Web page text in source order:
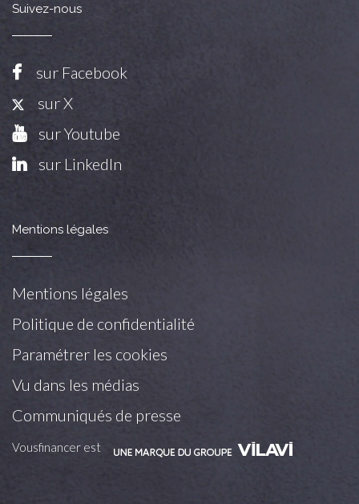
Suivez-nous
sur Facebook
sur X
sur Youtube
sur LinkedIn
Mentions légales
Mentions légales
Politique de confidentialité
Paramétrer les cookies
Vu dans les médias
Communiqués de presse
Vousfinancer est